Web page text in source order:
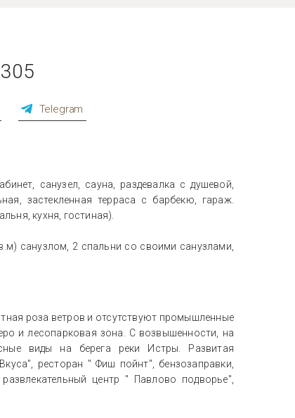
Telegram
санузел, сауна, раздевалка с душевой,
застекленная терраса с барбекю, гараж.
кухня, гостиная).
санузлом, 2 спальни со своими санузлами,
роза ветров и отсутствуют промышленные
и лесопарковая зона. С возвышенности, на
виды на берега реки Истры. Развитая
ресторан " Фиш пойнт", бензозаправки,
центр " Павлово подворье",